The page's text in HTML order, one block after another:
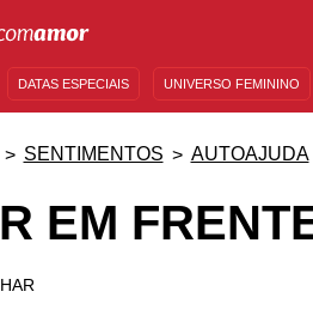
DATAS ESPECIAIS UNIVERSO FEMININO
SENTIMENTOS AUTOAJUDA
EM